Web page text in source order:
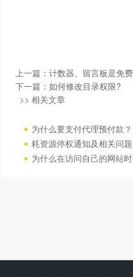
上一篇： 计数器、留言板是免
下一篇： 如何修改目录权限?
>> 相关文章
为什么要支付代理预付款？
耗资源停权通知及相关问
为什么在访问自己的网站